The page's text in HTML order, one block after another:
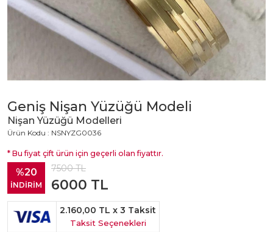
Geniş Nişan Yüzüğü Modeli
Nişan Yüzüğü Modelleri
Ürün Kodu : NSNYZG0036
* Bu fiyat çift ürün için geçerli olan fiyattır.
%20
İNDİRİM
7500TL
6000 TL
2.160,00 TL x 3 Taksit
Taksit Seçenekleri